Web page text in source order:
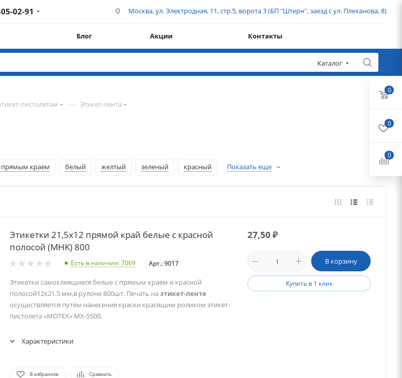
02-91 Москва, ул. Электродная, 11, стр.5, ворота 3 (БП "Штерн", заезд с ул. Плеханова, 8)
Блог Акции Контакты
Каталог
пистолетам — Этикет-лента
прямым краем белый желтый зеленый красный Показать еще
Этикетки 21,5х12 прямой край белые с красной
полосой (MHK) 800
Есть в наличии: 7069 Арт.: 9017
Этикетки самоклеящиеся белые с прямым краем и красной
полосой12х21.5 мм,в рулоне 800шт. Печать на этикет-ленте
осуществляется путем нанесения краски красящим роликом этикет-
пистолета «MOTEX» МХ-5500.
Характеристики
В избранное Сравнить
27,50 ₽
В корзину
Купить в 1 клик
0
0
0